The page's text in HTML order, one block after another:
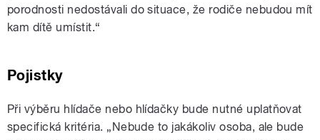
porodnosti nedostávali do situace, že rodiče nebudou mít
kam dítě umístit.“
Pojistky
Při výběru hlídače nebo hlídačky bude nutné uplatňovat
specifická kritéria. „Nebude to jakákoliv osoba, ale bude